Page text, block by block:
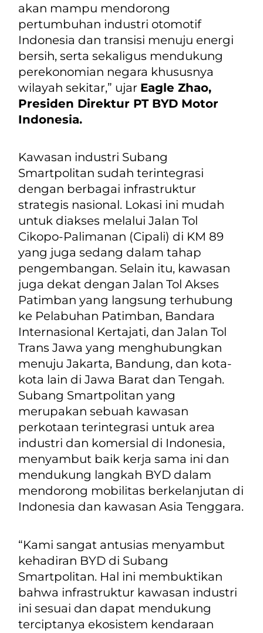
akan mampu mendorong
pertumbuhan industri otomotif
Indonesia dan transisi menuju energi
bersih, serta sekaligus mendukung
perekonomian negara khususnya
wilayah sekitar,” ujar Eagle Zhao,
Presiden Direktur PT BYD Motor
Indonesia.
Kawasan industri Subang
Smartpolitan sudah terintegrasi
dengan berbagai infrastruktur
strategis nasional. Lokasi ini mudah
untuk diakses melalui Jalan Tol
Cikopo-Palimanan (Cipali) di KM 89
yang juga sedang dalam tahap
pengembangan. Selain itu, kawasan
juga dekat dengan Jalan Tol Akses
Patimban yang langsung terhubung
ke Pelabuhan Patimban, Bandara
Internasional Kertajati, dan Jalan Tol
Trans Jawa yang menghubungkan
menuju Jakarta, Bandung, dan kota-
kota lain di Jawa Barat dan Tengah.
Subang Smartpolitan yang
merupakan sebuah kawasan
perkotaan terintegrasi untuk area
industri dan komersial di Indonesia,
menyambut baik kerja sama ini dan
mendukung langkah BYD dalam
mendorong mobilitas berkelanjutan di
Indonesia dan kawasan Asia Tenggara.
“Kami sangat antusias menyambut
kehadiran BYD di Subang
Smartpolitan. Hal ini membuktikan
bahwa infrastruktur kawasan industri
ini sesuai dan dapat mendukung
terciptanya ekosistem kendaraan